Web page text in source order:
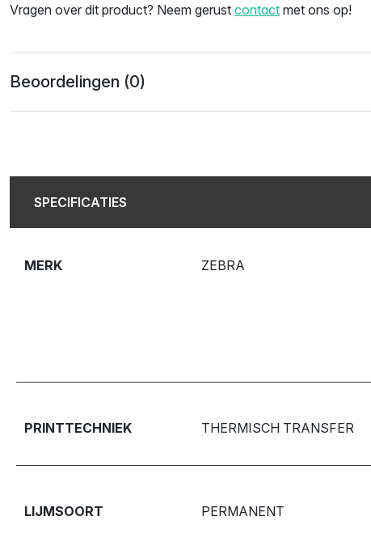
Vragen over dit product? Neem gerust contact met ons op!
Beoordelingen (0)
SPECIFICATIES
MERK ZEBRA
PRINTTECHNIEK THERMISCH TRANSFER
LIJMSOORT PERMANENT